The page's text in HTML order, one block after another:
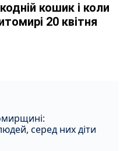
кошик і коли
20 квітня
серед них діти